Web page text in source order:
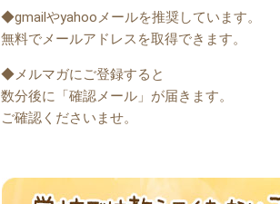
◆gmailやyahooメールを推奨しています。
無料でメールアドレスを取得できます。
◆メルマガにご登録すると
数分後に「確認メール」が届きます。
ご確認くださいませ。